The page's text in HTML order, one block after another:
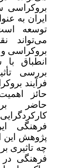
بروکراسی
ایران به
توسعه
می‌تواند
بروکراسی و
انطباق با
بررسی
فرآیند
حائز
حاضر
فرهنگی
پژوهش این
چه تاثیری
فرهنگی در